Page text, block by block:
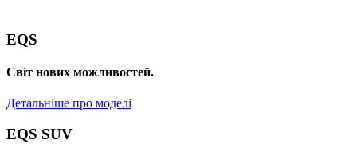
EQS
Cвіт нових можливостей.
Детальніше про моделі
EQS SUV